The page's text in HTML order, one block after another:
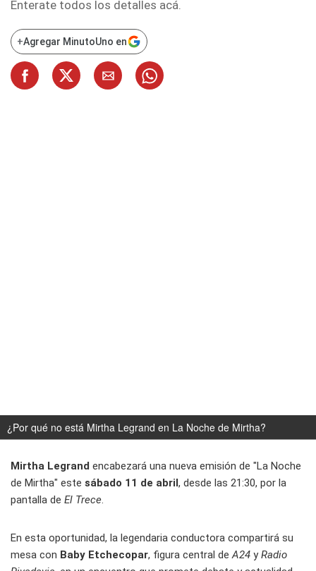
Enterate todos los detalles acá.
+Agregar MinutoUno en
¿Por qué no está Mirtha Legrand en La Noche de Mirtha?
Mirtha Legrand encabezará una nueva emisión de "La Noche
de Mirtha" este sábado 11 de abril, desde las 21:30, por la
pantalla de El Trece.
En esta oportunidad, la legendaria conductora compartirá su
mesa con Baby Etchecopar, figura central deA24 yRadio